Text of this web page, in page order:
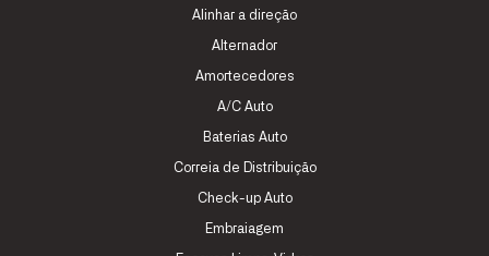
Alinhar a direção
Alternador
Amortecedores
A/C Auto
Baterias Auto
Correia de Distribuição
Check-up Auto
Embraiagem